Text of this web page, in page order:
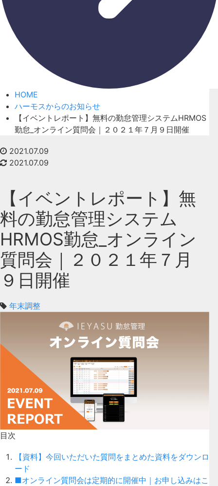
HOME
ハーモスからのお知らせ
【イベントレポート】無料の勤怠管理システムHRMOS
勤怠_オンライン質問会｜２０２１年７月９日開催
2021.07.09
2021.07.09
【イベントレポート】無
料の勤怠管理システム
HRMOS勤怠_オンライン
質問会｜２０２１年７月
９日開催
年末調整
目次
【資料】今回いただいた質問をまとめた資料をダウンロ
ード
■オンライン質問会は定期的に開催中｜お申し込みはこ